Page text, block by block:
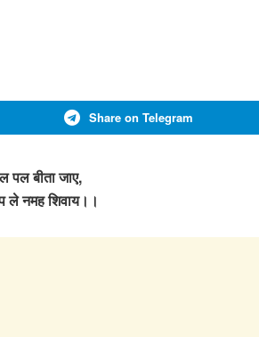
Share on Telegram
पल बीता जाए,
नमह शिवाय।।